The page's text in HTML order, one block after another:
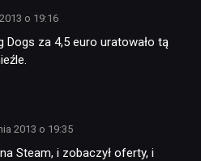
o 19:16
Dogs za 4,5 euro uratowało tą
2013 o 19:35
Steam, i zobaczył oferty, i